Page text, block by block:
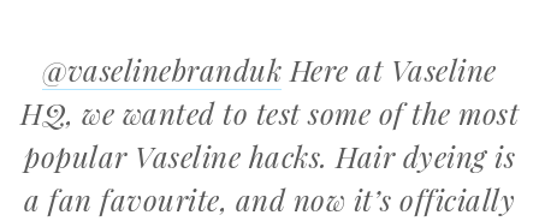
@vaselinebrandukHere at Vaseline
HQ, we wanted to test some of the most
popular Vaseline hacks. Hair dyeing is
a fan favourite, and now it’s officially